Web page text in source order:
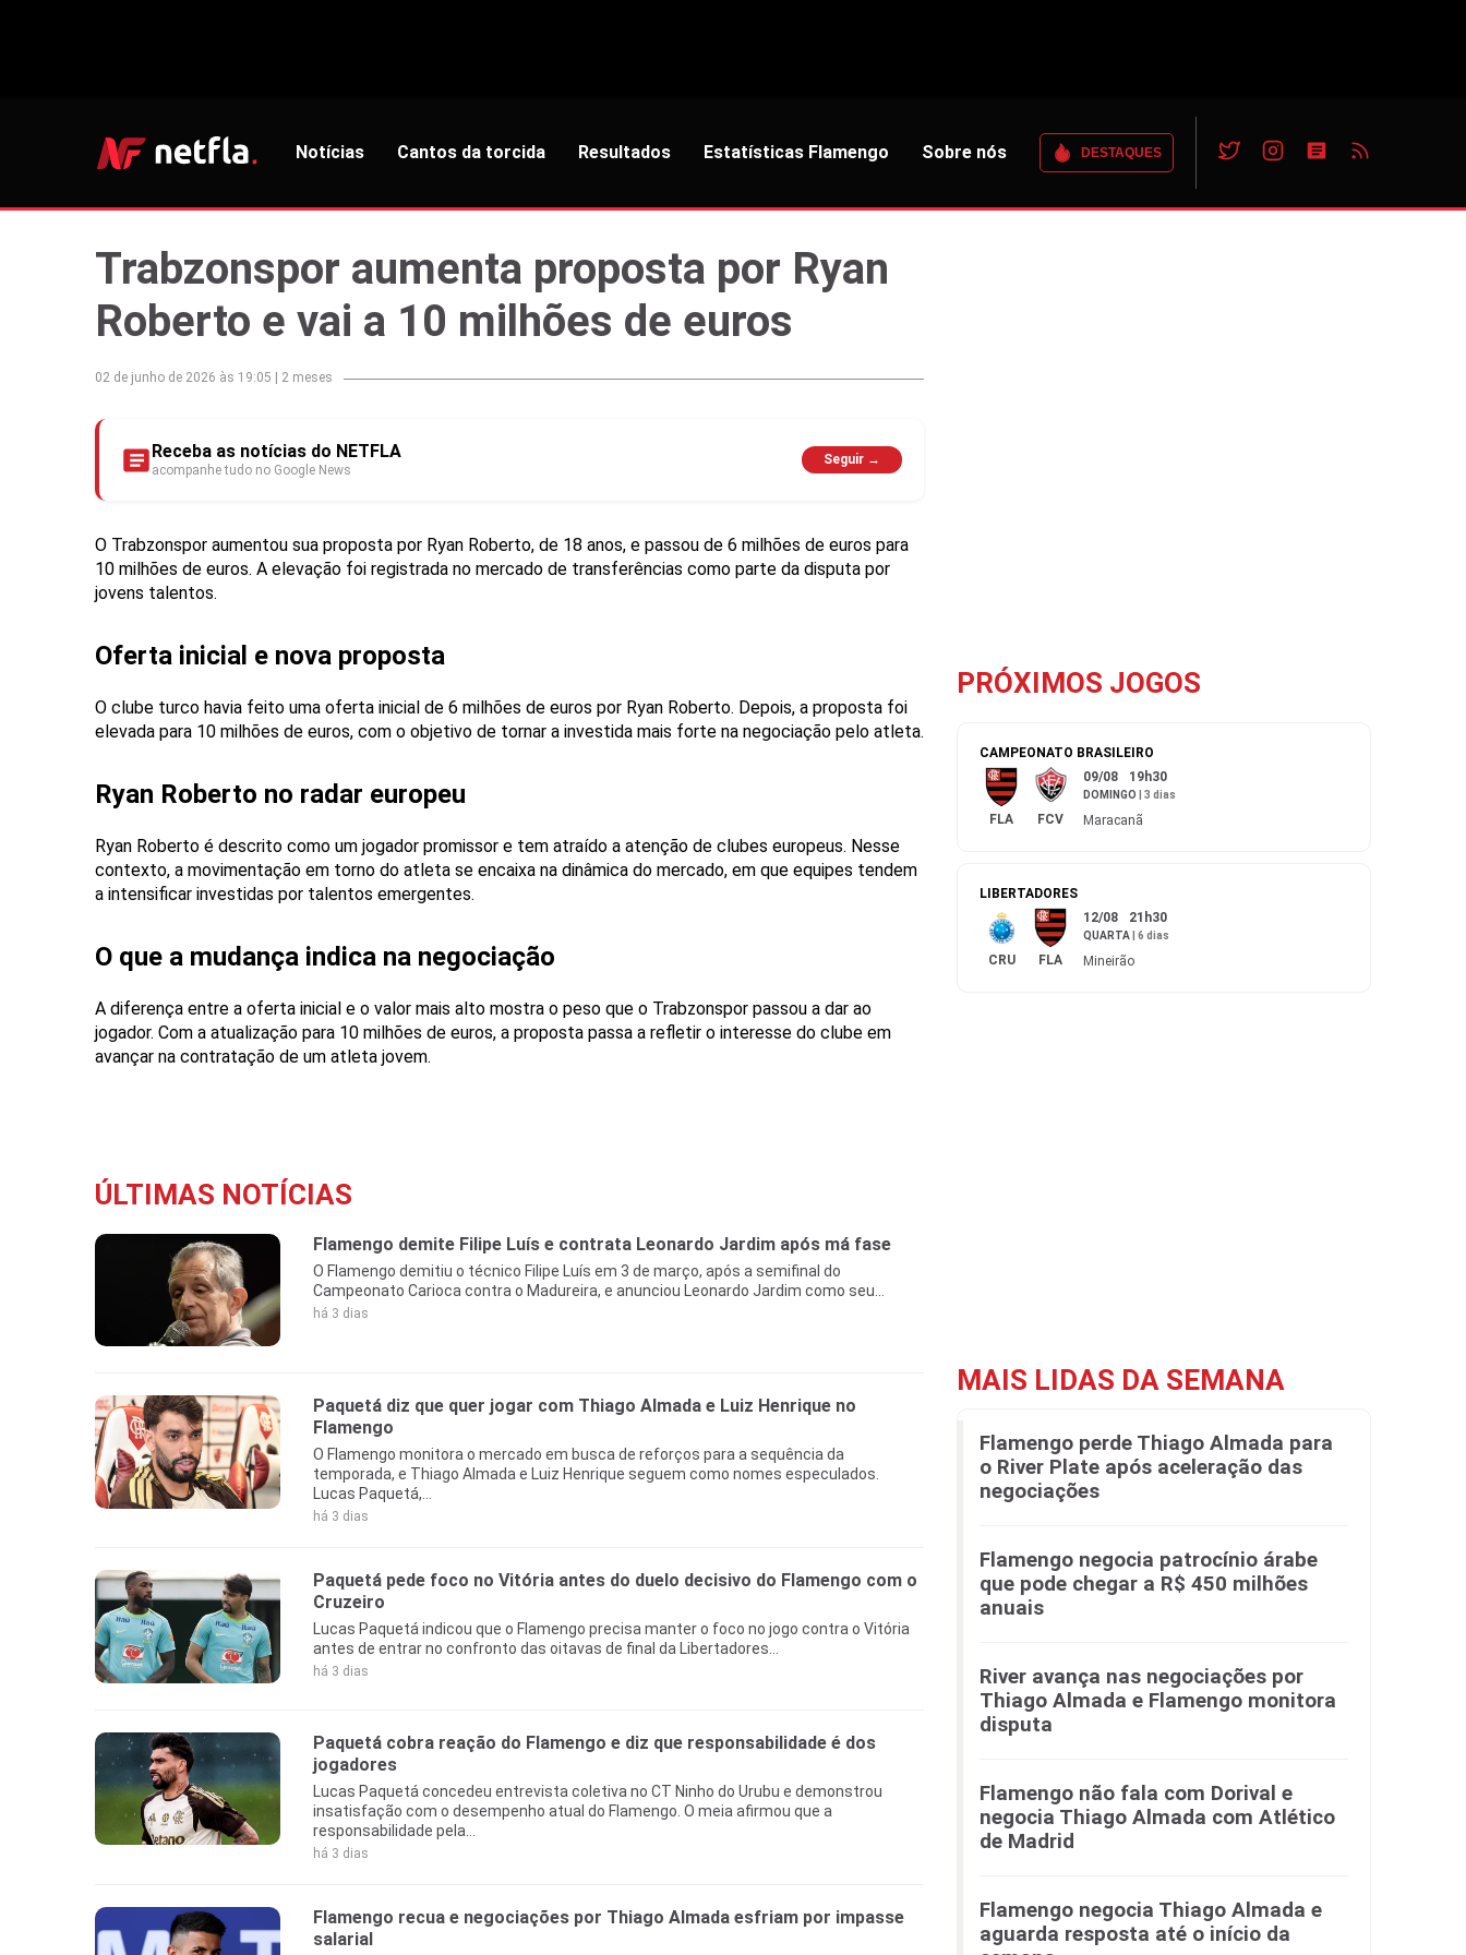
Notícias Cantos da torcida Resultados Estatísticas Flamengo Sobre nós DESTAQUES
Trabzonspor aumenta proposta por Ryan
Roberto e vai a 10 milhões de euros
02 de junho de 2026 às 19:05 2 meses
Receba as notícias do NETFLA
acompanhe tudo no Google News
Seguir →
O Trabzonspor aumentou sua proposta por Ryan Roberto, de 18 anos, e passou de 6 milhões de euros para
10 milhões de euros. A elevação foi registrada no mercado de transferências como parte da disputa por
jovens talentos.
Oferta inicial e nova proposta
O clube turco havia feito uma oferta inicial de 6 milhões de euros por Ryan Roberto. Depois, a proposta foi
elevada para 10 milhões de euros, com o objetivo de tornar a investida mais forte na negociação pelo atleta.
Ryan Roberto no radar europeu
Ryan Roberto é descrito como um jogador promissor e tem atraído a atenção de clubes europeus. Nesse
contexto, a movimentação em torno do atleta se encaixa na dinâmica do mercado, em que equipes tendem
a intensificar investidas por talentos emergentes.
O que a mudança indica na negociação
A diferença entre a oferta inicial e o valor mais alto mostra o peso que o Trabzonspor passou a dar ao
jogador. Com a atualização para 10 milhões de euros, a proposta passa a refletir o interesse do clube em
avançar na contratação de um atleta jovem.
ÚLTIMAS NOTÍCIAS
Flamengo demite Filipe Luís e contrata Leonardo Jardim após má fase
O Flamengo demitiu o técnico Filipe Luís em 3 de março, após a semifinal do
Campeonato Carioca contra o Madureira, e anunciou Leonardo Jardim como seu...
há 3 dias
Paquetá diz que quer jogar com Thiago Almada e Luiz Henrique no
Flamengo
O Flamengo monitora o mercado em busca de reforços para a sequência da
temporada, e Thiago Almada e Luiz Henrique seguem como nomes especulados.
Lucas Paquetá,...
há 3 dias
Paquetá pede foco no Vitória antes do duelo decisivo do Flamengo com o
Cruzeiro
Lucas Paquetá indicou que o Flamengo precisa manter o foco no jogo contra o Vitória
antes de entrar no confronto das oitavas de final da Libertadores...
há 3 dias
Paquetá cobra reação do Flamengo e diz que responsabilidade é dos
jogadores
Lucas Paquetá concedeu entrevista coletiva no CT Ninho do Urubu e demonstrou
insatisfação com o desempenho atual do Flamengo. O meia afirmou que a
responsabilidade pela...
há 3 dias
Flamengo recua e negociações por Thiago Almada esfriam por impasse
salarial
PRÓXIMOS JOGOS
CAMPEONATO BRASILEIRO
FLA FCV
09/08 19h30
DOMINGO 3 dias
Maracanã
LIBERTADORES
CRU FLA
12/08 21h30
QUARTA 6 dias
Mineirão
MAIS LIDAS DA SEMANA
Flamengo perde Thiago Almada para
o River Plate após aceleração das
negociações
Flamengo negocia patrocínio árabe
que pode chegar a R$ 450 milhões
anuais
River avança nas negociações por
Thiago Almada e Flamengo monitora
disputa
Flamengo não fala com Dorival e
negocia Thiago Almada com Atlético
de Madrid
Flamengo negocia Thiago Almada e
aguarda resposta até o início da